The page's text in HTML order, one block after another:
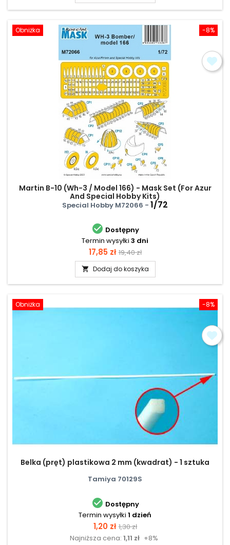
-8%
Obniżka
Martin B-10 (Wh-3 / Model 166) - Mask Set (For Azur
And Special Hobby Kits)
Special Hobby M72066 - 1/72
 Dostępny
Termin wysyłki 3 dni
Cena
17,85 zł Cena
podstawowa
19,40 zł
 Dodaj do koszyka
-8%
Obniżka
Belka (pręt) plastikowa 2 mm (kwadrat) - 1 sztuka
Tamiya 70129S
 Dostępny
Termin wysyłki 1 dzień
Cena
1,20 zł Cena
podstawowa
1,30 zł
Najniższa cena: 1,11 zł +8%